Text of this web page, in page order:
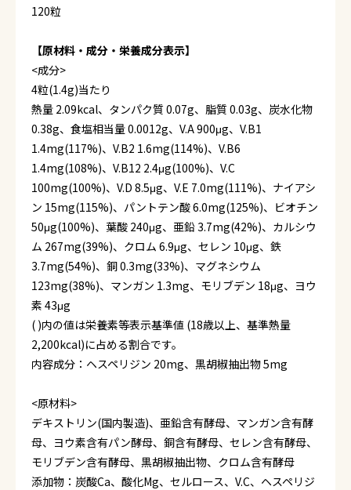
120粒
【原材料・成分・栄養成分表示】
<成分>
4粒(1.4g)当たり
熱量 2.09kcal、タンパク質 0.07g、脂質 0.03g、炭水化物
0.38g、食塩相当量 0.0012g、V.A 900μg、V.B1
1.4mg(117%)、V.B2 1.6mg(114%)、V.B6
1.4mg(108%)、V.B12 2.4μg(100%)、V.C
100mg(100%)、V.D 8.5μg、V.E 7.0mg(111%)、ナイアシ
ン 15mg(115%)、パントテン酸 6.0mg(125%)、ビオチン
50μg(100%)、葉酸 240μg、亜鉛 3.7mg(42%)、カルシウ
ム 267mg(39%)、クロム 6.9μg、セレン 10μg、鉄
3.7mg(54%)、銅 0.3mg(33%)、マグネシウム
123mg(38%)、マンガン 1.3mg、モリブデン 18μg、ヨウ
素 43μg
( )内の値は栄養素等表示基準値 (18歳以上、基準熱量
2,200kcal)に占める割合です。
内容成分：ヘスペリジン 20mg、黒胡椒抽出物 5mg
<原材料>
デキストリン(国内製造)、亜鉛含有酵母、マンガン含有酵
母、ヨウ素含有パン酵母、銅含有酵母、セレン含有酵母、
モリブデン含有酵母、黒胡椒抽出物、クロム含有酵母
添加物：炭酸Ca、酸化Mg、セルロース、V.C、ヘスペリジ